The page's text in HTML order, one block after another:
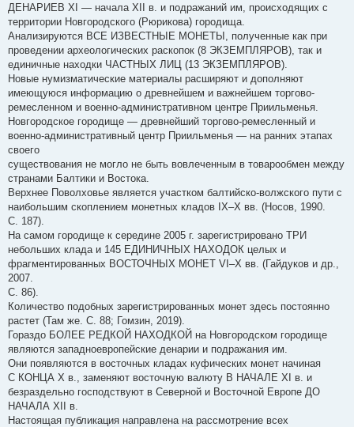
Двойная веверица (векша)
Известны и двойные веверицы, ходившие в курских землях. Их вес
составлял примерно 0,68 грамма. Изготавливались они из арабских
дирхемов. Восточные монеты также обрезались по весу, но им
придавалась круговая форма, в отличие от резан. Двойная
веверица равнялась половине резаны, ходившей в южных землях
древнерусского государства.
ДЕНАРИЕВ XI — начала XII в. и подражаний им, происходящих с
территории Новгородского (Рюрикова) городища.
Анализируются ВСЕ ИЗВЕСТНЫЕ МОНЕТЫ, полученные как при
проведении археологических раскопок (8 ЭКЗЕМПЛЯРОВ), так и
единичные находки ЧАСТНЫХ ЛИЦ (13 ЭКЗЕМПЛЯРОВ).
Новые нумизматические материалы расширяют и дополняют
имеющуюся информацию о древнейшем и важнейшем торгово-
ремесленном и военно-административном центре Приильменья.
Новгородское городище — древнейший торгово-ремесленный и
военно-административный центр Приильменья — на ранних этапах
своего
существования не могло не быть вовлеченным в товарообмен между
странами Балтики и Востока.
Верхнее Поволховье является участком балтийско-волжского пути с
наибольшим скоплением монетных кладов IX–X вв. (Носов, 1990.
С. 187).
На самом городище к середине 2005 г. зарегистрировано ТРИ
небольших клада и 145 ЕДИНИЧНЫХ НАХОДОК целых и
фрагментированных ВОСТОЧНЫХ МОНЕТ VI–X вв. (Гайдуков и др.,
2007.
С. 86).
Количество подобных зарегистрированных монет здесь постоянно
растет (Там же. С. 88; Гомзин, 2019).
Гораздо БОЛЕЕ РЕДКОЙ НАХОДКОЙ на Новгородском городище
являются западноевропейские денарии и подражания им.
Они появляются в восточных кладах куфических монет начиная
С КОНЦА X в., заменяют восточную валюту В НАЧАЛЕ XI в. и
безраздельно господствуют в Северной и Восточной Европе ДО
НАЧАЛА XII в.
Настоящая публикация направлена на рассмотрение всех